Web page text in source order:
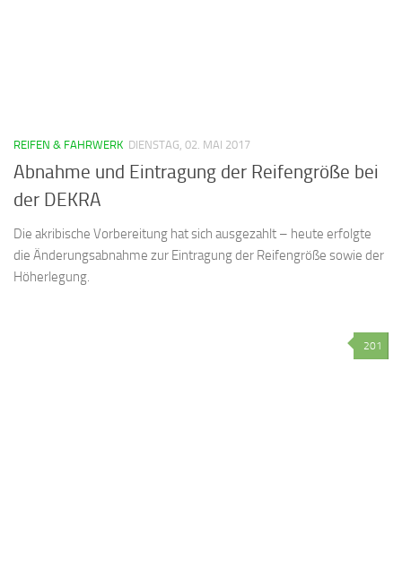
REIFEN & FAHRWERK DIENSTAG, 02. MAI 2017
Abnahme und Eintragung der Reifengröße bei
der DEKRA
Die akribische Vorbereitung hat sich ausgezahlt – heute erfolgte
die Änderungsabnahme zur Eintragung der Reifengröße sowie der
Höherlegung.
201